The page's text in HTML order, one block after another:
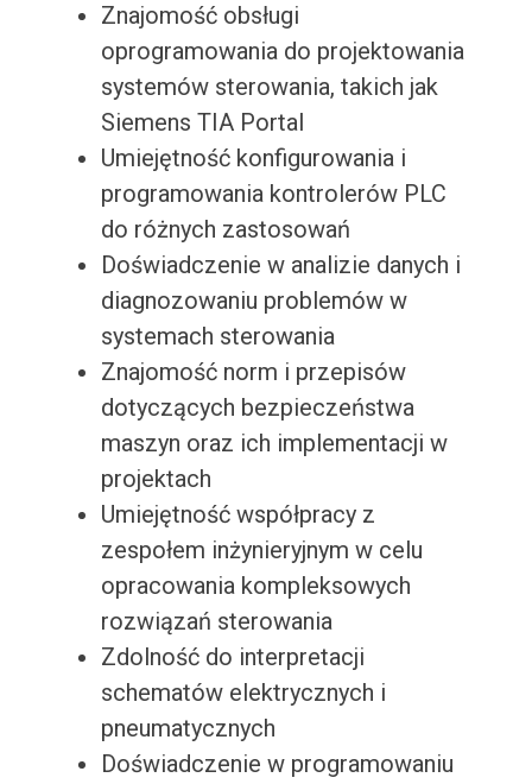
Znajomość obsługi
oprogramowania do projektowania
systemów sterowania, takich jak
Siemens TIA Portal
Umiejętność konfigurowania i
programowania kontrolerów PLC
do różnych zastosowań
Doświadczenie w analizie danych i
diagnozowaniu problemów w
systemach sterowania
Znajomość norm i przepisów
dotyczących bezpieczeństwa
maszyn oraz ich implementacji w
projektach
Umiejętność współpracy z
zespołem inżynieryjnym w celu
opracowania kompleksowych
rozwiązań sterowania
Zdolność do interpretacji
schematów elektrycznych i
pneumatycznych
Doświadczenie w programowaniu